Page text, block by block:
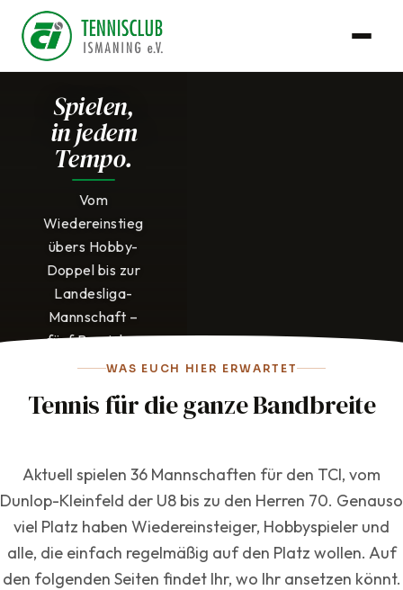
Spielen,
in jedem
Tempo.
Vom
Wiedereinstieg
übers Hobby-
Doppel bis zur
Landesliga-
Mannschaft –
fünf Bereiche,
je nachdem,
ansetzen wollt.
WAS EUCH HIER ERWARTET
Tennis für die ganze Bandbreite
Aktuell spielen 36 Mannschaften für den TCI, vom
Dunlop-Kleinfeld der U8 bis zu den Herren 70. Genauso
viel Platz haben Wiedereinsteiger, Hobbyspieler und
alle, die einfach regelmäßig auf den Platz wollen. Auf
den folgenden Seiten findet Ihr, wo Ihr ansetzen könnt.